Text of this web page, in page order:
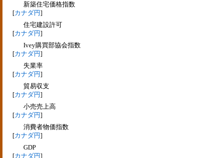
新築住宅価格指数
[カナダ円]
住宅建設許可
[カナダ円]
Ivey購買部協会指数
[カナダ円]
失業率
[カナダ円]
貿易収支
[カナダ円]
小売売上高
[カナダ円]
消費者物価指数
[カナダ円]
GDP
[カナダ円]